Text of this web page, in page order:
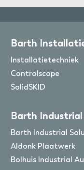
Barth
Installatietechniek
Controlscope
SolidSKID
Barth Industrial
Barth Industrial
Aldonk Plaatwerk
Bolhuis Industrial